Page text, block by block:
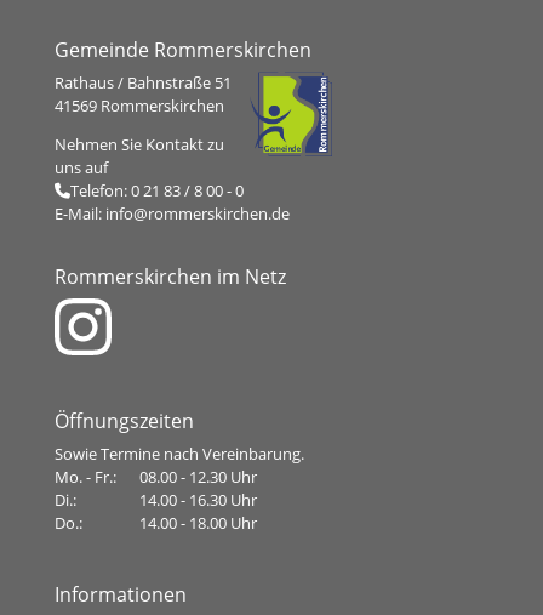
Gemeinde Rommerskirchen
Rathaus / Bahnstraße 51
41569 Rommerskirchen
Nehmen Sie Kontakt zu
uns auf
Telefon:0 21 83 / 8 00 - 0
E-Mail: info@rommerskirchen.de
Rommerskirchen im Netz
Öffnungszeiten
Sowie Termine nach Vereinbarung.
Mo. - Fr.:
08.00 - 12.30 Uhr
Di.:
14.00 - 16.30 Uhr
Do.:
14.00 - 18.00 Uhr
Informationen